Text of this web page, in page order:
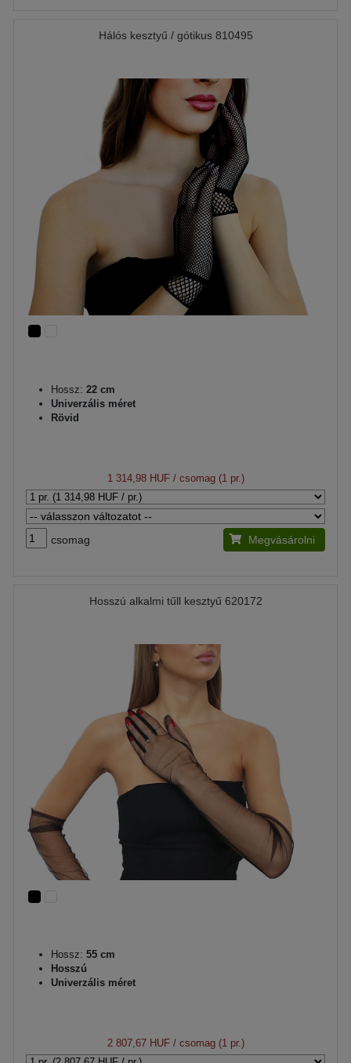
Hálós kesztyű / gótikus 810495
Hossz: 22 cm
Univerzális méret
Rövid
1 314,98 HUF/ csomag (1 pr.)
csomag Megvásárolni
Hosszú alkalmi tűll kesztyű 620172
Hossz: 55 cm
Hosszú
Univerzális méret
2 807,67 HUF/ csomag (1 pr.)